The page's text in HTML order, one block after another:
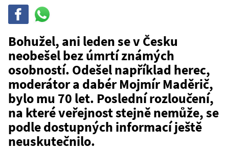
Sdílej
WhatsAppu
Bohužel, ani leden se v Česku
neobešel bez úmrtí známých
osobností. Odešel například herec,
moderátor a dabér Mojmír Maděrič,
bylo mu 70 let. Poslední rozloučení,
na které veřejnost stejně nemůže, se
podle dostupných informací ještě
neuskutečnilo.